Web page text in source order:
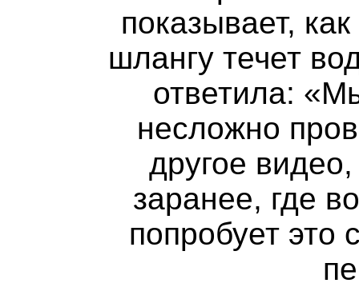
показывает,
шлангу течет
ответила:
несложно
другое
заранее, где
попробует это